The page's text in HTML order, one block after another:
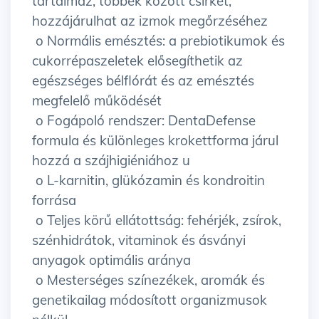
hozzájárulhat az izmok megőrzéséhez
o Normális emésztés: a prebiotikumok és
cukorrépaszeletek elősegíthetik az
egészséges bélflórát és az emésztés
megfelelő működését
o Fogápoló rendszer: DentaDefense
formula és különleges krokettforma járul
hozzá a szájhigiéniához u
o L-karnitin, glükózamin és kondroitin
forrása
o Teljes körű ellátottság: fehérjék, zsírok,
szénhidrátok, vitaminok és ásványi
anyagok optimális aránya
o Mesterséges színezékek, aromák és
genetikailag módosított organizmusok